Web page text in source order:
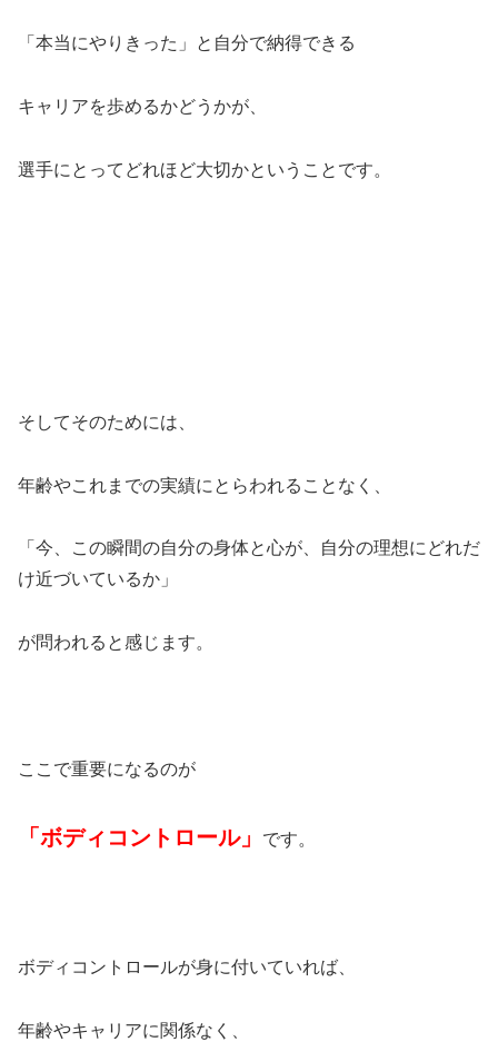
「本当にやりきった」と自分で納得できる
キャリアを歩めるかどうかが、
選手にとってどれほど大切かということです。
そしてそのためには、
年齢やこれまでの実績にとらわれることなく、
「今、この瞬間の自分の身体と心が、自分の理想にどれだ
け近づいているか」
が問われると感じます。
ここで重要になるのが
「ボディコントロール」 です。
ボディコントロールが身に付いていれば、
年齢やキャリアに関係なく、